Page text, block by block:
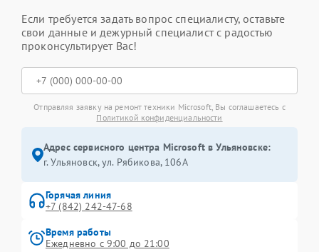
Если требуется задать вопрос специалисту, оставьте
свои данные и дежурный специалист с радостью
проконсультирует Вас!
Отправляя заявку на ремонт техники Microsoft, Вы соглашаетесь с
Политикой конфиденциальности
Адрес сервисного центра Microsoft в Ульяновске:
г. Ульяновск, ул. Рябикова, 106А
Горячая линия
+7 (842) 242-47-68
Время работы
Ежедневно с 9:00 до 21:00